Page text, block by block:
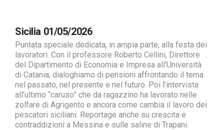
Sicilia 01/05/2026
Puntata speciale dedicata, in ampia parte, alla festa dei
lavoratori. Con il professore Roberto Cellini, Direttore
del Dipartimento di Economia e Impresa all’Università
di Catania, dialoghiamo di pensioni affrontando il tema
nel passato, nel presente e nel futuro. Poi l’intervista
all’ultimo “caruso” che da ragazzino ha lavorato nelle
zolfare di Agrigento e ancora come cambia il lavoro dei
pescatori siciliani. Reportage anche su crescita e
contraddizioni a Messina e sulle saline di Trapani.